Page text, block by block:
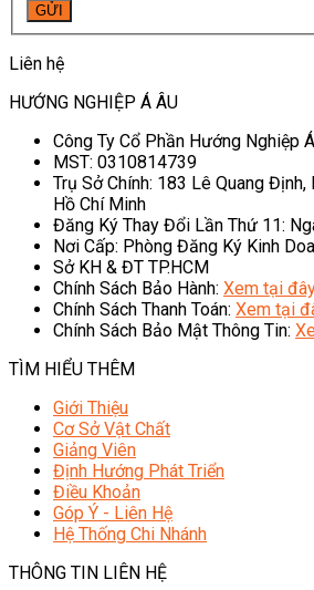
Liên hệ
HƯỚNG NGHIỆP Á ÂU
Công Ty Cổ Phần Hướng Nghiệp
MST: 0310814739
Trụ Sở Chính: 183 Lê Quang
Hồ Chí Minh
Đăng Ký Thay Đổi Lần Thứ 11:
Nơi Cấp: Phòng Đăng Ký Kinh
Sở KH & ĐT TP.HCM
Chính Sách Bảo Hành: Xem tại
Chính Sách Thanh Toán: Xem tại
Chính Sách Bảo Mật Thông Tin:
TÌM HIỂU THÊM
Giới Thiệu
Cơ Sở Vật Chất
Giảng Viên
Định Hướng Phát Triển
Điều Khoản
Góp Ý - Liên Hệ
Hệ Thống Chi Nhánh
THÔNG TIN LIÊN HỆ